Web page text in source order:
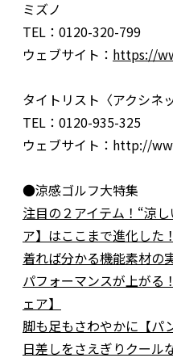
ミズノ
TEL：0120-320-799
ウェブサイト： https://
タイトリスト〈アクシネ
TEL：0120-935-325
ウェブサイト：http://
●涼感ゴルフ大特集
注目の２アイテム！“涼
ア】はここまで進化した
着れば分かる機能素材の
パフォーマンスが上がる
ェア】
脚も足もさわやかに【パ
日差しをさえぎりクール